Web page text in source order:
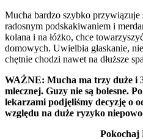
Mucha bardzo szybko przywiązuje
radosnym podskakiwaniem i
kolana i na łóżko, chce
domowych. Uwielbia głaskanie,
chętnie chodzi nawet na dłuższe
WAŻNE: Mucha ma trzy duże i
mlecznej. Guzy nie są bolesne.
lekarzami podjęliśmy decyzję o
względu na duże ryzyko
Pokochaj